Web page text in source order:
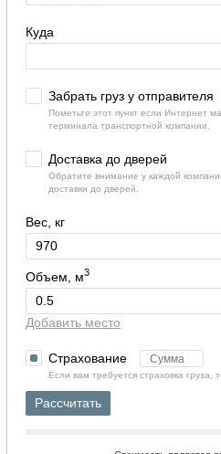
Куда
Забрать груз у отправителя
Пометьте этот пункт если Интернет
терминала транспортной компании.
Доставка до дверей
Обратите внимание у каждой
доставки до дверей.
Вес, кг
Объем, м3
Добавить место
Страхование
Если вам требуется страховка груза,
Рассчитать